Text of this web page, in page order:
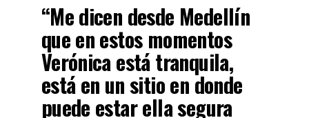
“Me dicen desde Medellín
que en estos momentos
Verónica está tranquila,
está en un sitio en donde
puede estar ella segura